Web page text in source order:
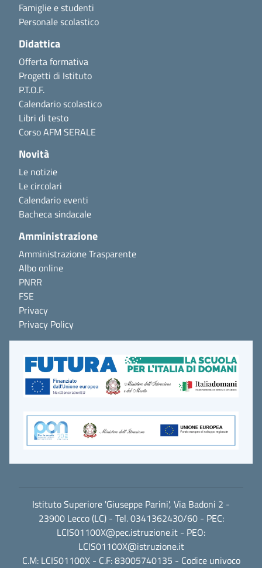
Famiglie e studenti
Personale scolastico
Didattica
Offerta formativa
Progetti di Istituto
P.T.O.F.
Calendario scolastico
Libri di testo
Corso AFM SERALE
Novità
Le notizie
Le circolari
Calendario eventi
Bacheca sindacale
Amministrazione
Amministrazione Trasparente
Albo online
PNRR
FSE
Privacy
Privacy Policy
Istituto Superiore 'Giuseppe Parini', Via Badoni 2 -
23900 Lecco (LC) - Tel. 0341362430/60 - PEC:
LCIS01100X@pec.istruzione.it - PEO:
LCIS01100X@istruzione.it
C.M: LCIS01100X - C.F: 83005740135 - Codice univoco